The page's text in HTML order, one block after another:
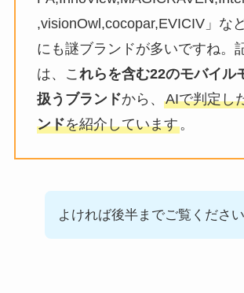
,visionOwl,cocopar,EVICIV」な
にも謎ブランドが多いですね。
は、これらを含む22のモバイル
扱うブランドから、 AIで判定し
ンドを紹介しています。
よければ後半までご覧ください